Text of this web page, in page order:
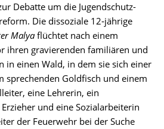
Debatte um die Jugendschutz-
Die dissoziale 12‑jährige
Malyaflüchtet nach einem
ihren gravierenden familiären und
in einen Wald, in dem sie sich einer
sprechenden Goldfisch und einem
eine Lehrerin, ein
und eine Sozialarbeiterin
der Feuerwehr bei der Suche